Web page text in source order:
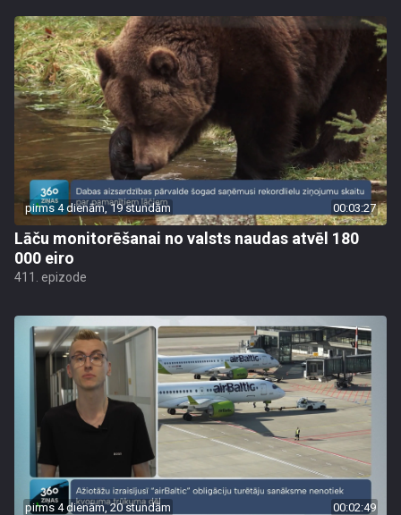
pirms 4 dienām, 19 stundām 00:03:27
Lāču monitorēšanai no valsts naudas atvēl 180
000 eiro
411. epizode
pirms 4 dienām, 20 stundām 00:02:49